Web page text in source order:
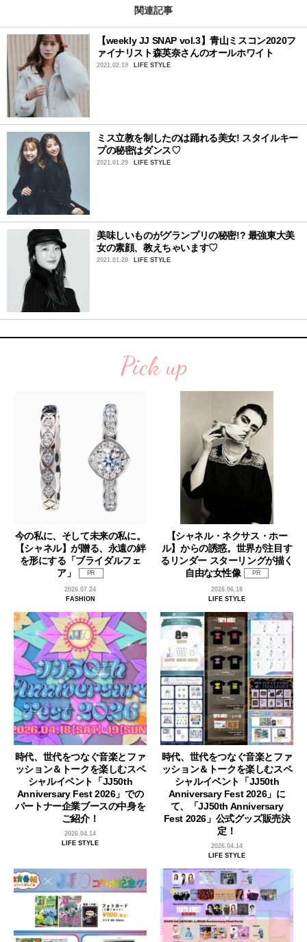
関連記事
【weekly JJ SNAP vol.3】青山ミスコン2020フ
ァイナリスト森英奈さんのオールホワイト
2021.02.19 LIFE STYLE
ミス立教を制したのは踊れる美女! スタイルキー
プの秘密はダンス♡
2021.01.29 LIFE STYLE
美味しいものがグランプリの秘密!? 最強東大美
女の素顔、教えちゃいます♡
2021.01.28 LIFE STYLE
Pick up
今の私に、そして未来の私に。
【シャネル】が贈る、永遠の絆
を形にする「ブライダルフェ
ア」
PR
2026.07.24
FASHION
【シャネル・ネクサス・ホー
ル】からの誘惑。世界が注目す
るリンダー スターリングが描く
自由な女性像
PR
2026.06.18
LIFE STYLE
時代、世代をつなぐ音楽とファ
ッション＆トークを楽しむスペ
シャルイベント「JJ50th
Anniversary Fest 2026」での
パートナー企業ブースの中身を
ご紹介！
2026.04.14
LIFE STYLE
時代、世代をつなぐ音楽とファ
ッション＆トークを楽しむスペ
シャルイベント「JJ50th
Anniversary Fest 2026」に
て、「JJ50th Anniversary
Fest 2026」公式グッズ販売決
定！
2026.04.14
LIFE STYLE